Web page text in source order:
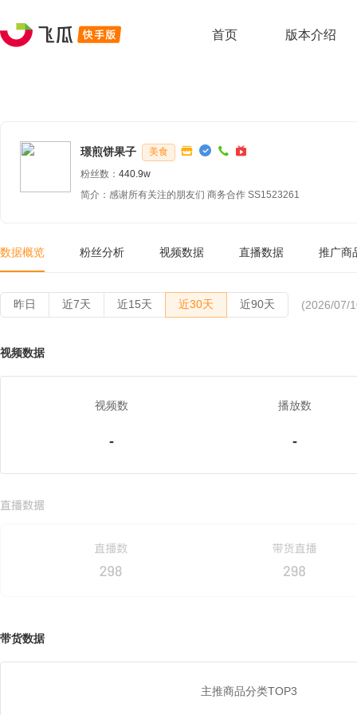
首页 版本介绍
璟煎饼果子
美食
粉丝数： 440.9w
简介：感谢所有关注的朋友们 商务合作 SS1523261
数据概览 粉丝分析 视频数据 直播数据 推广商
昨日 近7天 近15天 近30天 近90天 (2026/07/
视频数据
视频数
-
播放数
-
带货数据
主推商品分类TOP3